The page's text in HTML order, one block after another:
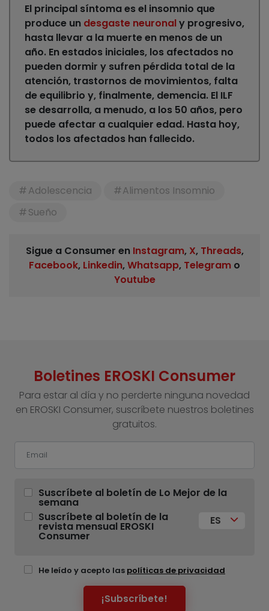
El principal síntomaes el insomnio que
produce un desgaste neuronaly progresivo,
hasta llevar a la muerte en menos de un
año. En estados iniciales, los afectados no
pueden dormir y sufren pérdida total de la
atención, trastornos de movimientos, falta
de equilibrio y, finalmente, demencia. El ILF
se desarrolla, a menudo, a los 50 años, pero
puede afectar a cualquier edad. Hasta hoy,
todos los afectados han fallecido.
Adolescencia
Alimentos Insomnio
Sueño
Sigue a Consumer en Instagram, X, Threads,
Facebook, Linkedin,Whatsapp, Telegram o
Youtube
Boletines EROSKI Consumer
Para estar al día y no perderte ninguna novedad
en EROSKI Consumer, suscríbete nuestros boletines
gratuitos.
Suscríbete al boletín de Lo Mejor de la
semana
Suscríbete al boletín de la
revista mensual EROSKI
Consumer
ES
He leído y acepto las políticas de privacidad
¡Subscríbete!